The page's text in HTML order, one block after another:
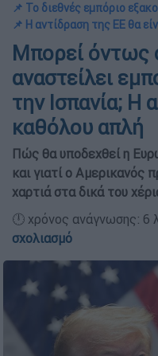
📌 Το διεθνές εμπόριο
📌 Η αντίδραση της ΕΕ θα
Μπορεί όντως
αναστείλει
την Ισπανία; Η
καθόλου απλή
Πώς θα υποδεχθεί η
και γιατί ο Αμερικανός
χαρτιά στα δικά του
🕛 χρόνος ανάγνωσης:
σχολιασμό